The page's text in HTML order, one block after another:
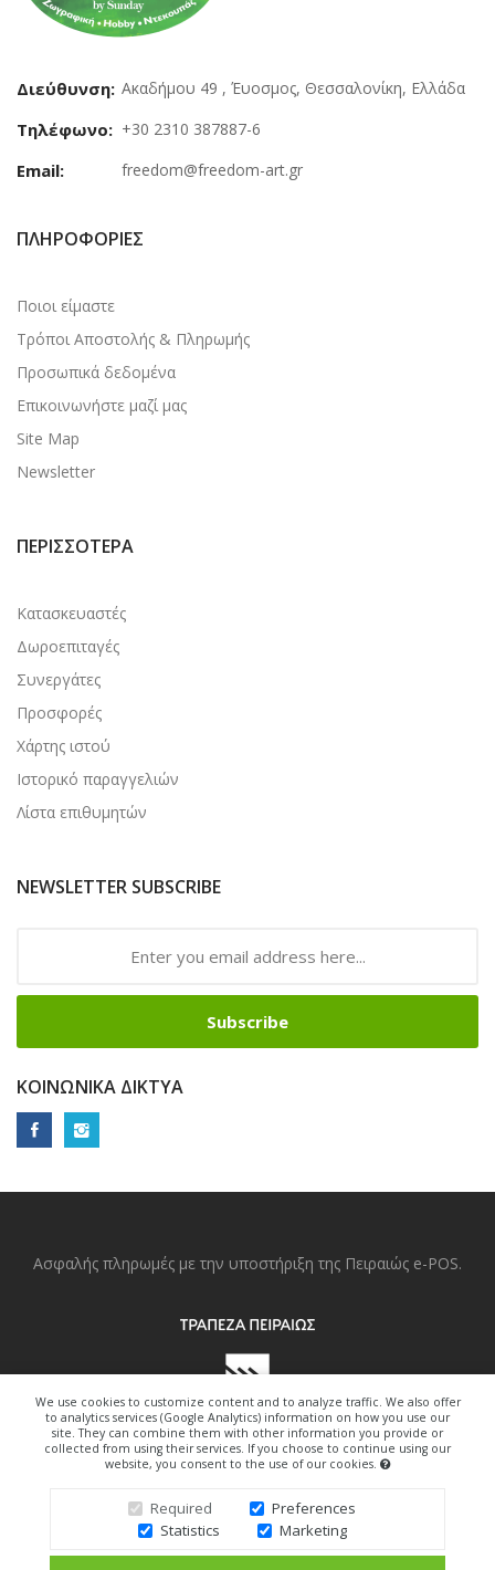
We use cookies to customize content and to analyze traffic. We also offer
to analytics services (Google Analytics) information on how you use our
site. They can combine them with other information you provide or
collected from using their services. If you choose to continue using our
website, you consent to the use of our cookies.
Required
Preferences
Statistics
Marketing
Διεύθυνση: Ακαδήμου 49 , Έυοσμος, Θεσσαλονίκη, Ελλάδα
Τηλέφωνο: +30 2310 387887-6
Email: freedom@freedom-art.gr
ΠΛΗΡΟΦΟΡΊΕΣ
Ποιοι είμαστε
Τρόποι Αποστολής & Πληρωμής
Προσωπικά δεδομένα
Επικοινωνήστε μαζί μας
Site Map
Newsletter
ΠΕΡΙΣΣΌΤΕΡΑ
Κατασκευαστές
Δωροεπιταγές
Συνεργάτες
Προσφορές
Χάρτης ιστού
Ιστορικό παραγγελιών
Λίστα επιθυμητών
NEWSLETTER SUBSCRIBE
Subscribe
ΚΟΙΝΩΝΙΚΆ ΔΊΚΤΥΑ
Ασφαλής πληρωμές με την υποστήριξη της Πειραιώς e-POS.
Copyright © 2022. All Right Reserved.
Design By Freedom-Art.gr